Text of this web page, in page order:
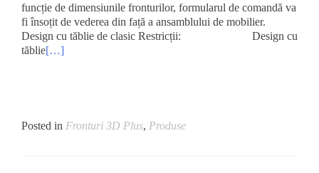
funcție de dimensiunile fronturilor, formularul de comandă va
fi însoțit de vederea din față a ansamblului de mobilier.
Design cu tăblie de clasic Restricții: Design cu
tăblie[…]
Posted in Fronturi 3D Plus, Produse